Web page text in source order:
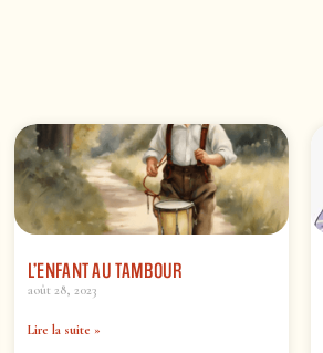
L’ENFANT AU TAMBOUR
août 28, 2023
Lire la suite »